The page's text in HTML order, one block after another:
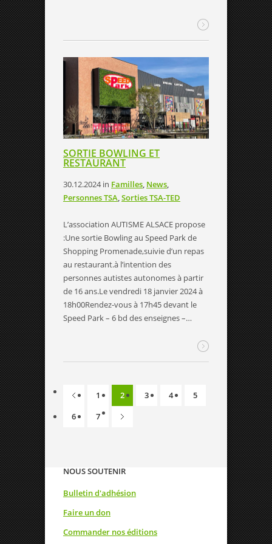
SORTIE BOWLING ET
RESTAURANT
30.12.2024in Familles, News,
Personnes TSA,Sorties TSA-TED
L’association AUTISME ALSACE propose
:Une sortie Bowling au Speed Park de
Shopping Promenade,suivie d’un repas
au restaurant.à l’intention des
personnes autistes autonomes à partir
de 16 ans.Le vendredi 18 janvier 2024 à
18h00Rendez-vous à 17h45 devant le
Speed Park – 6 bd des enseignes –…
1 2 3 4
5
6
7
NOUS SOUTENIR
Bulletin d'adhésion
Faire un don
Commander nos éditions